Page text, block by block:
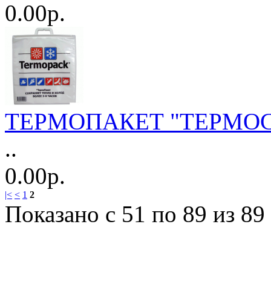
0.00р.
ТЕРМОПАКЕТ
..
0.00р.
|< < 1 2
Показано с 51 по 89 из 89